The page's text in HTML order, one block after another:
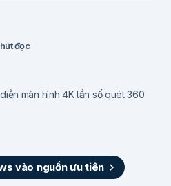
đọc
màn hình 4K tần số quét 360
vào nguồn ưu tiên